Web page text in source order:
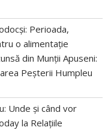
Perioada,
o alimentație
din Munții Apuseni:
Peșterii Humpleu
Unde și când vor
la Relațiile